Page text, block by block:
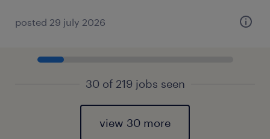
posted 29 july 2026
30 of 219 jobs seen
view 30 more